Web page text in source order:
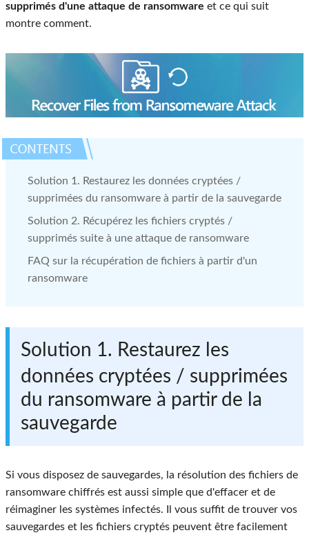
supprimés d'une attaque de ransomware et ce qui suit
montre comment.
Solution 1. Restaurez les données cryptées /
supprimées du ransomware à partir de la sauvegarde
Solution 2. Récupérez les fichiers cryptés /
supprimés suite à une attaque de ransomware
FAQ sur la récupération de fichiers à partir d'un
ransomware
Solution 1. Restaurez les
données cryptées / supprimées
du ransomware à partir de la
sauvegarde
Si vous disposez de sauvegardes, la résolution des fichiers de
ransomware chiffrés est aussi simple que d'effacer et de
réimaginer les systèmes infectés. Il vous suffit de trouver vos
sauvegardes et les fichiers cryptés peuvent être facilement